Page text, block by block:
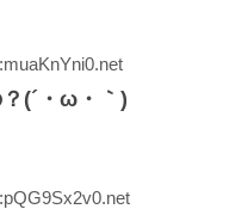
(´・ω・｀)